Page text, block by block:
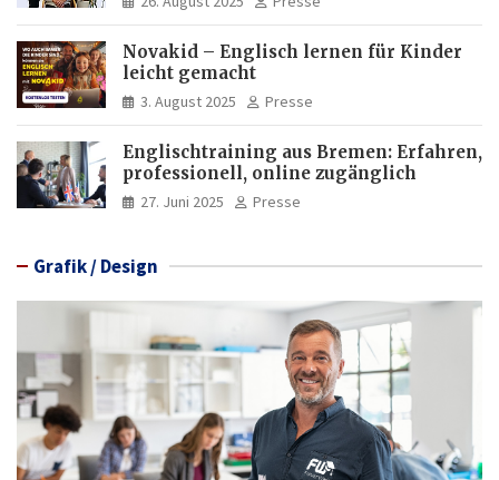
Novakid – Englisch lernen für Kinder
leicht gemacht
3. August 2025 Presse
Englischtraining aus Bremen: Erfahren,
professionell, online zugänglich
27. Juni 2025 Presse
Grafik / Design